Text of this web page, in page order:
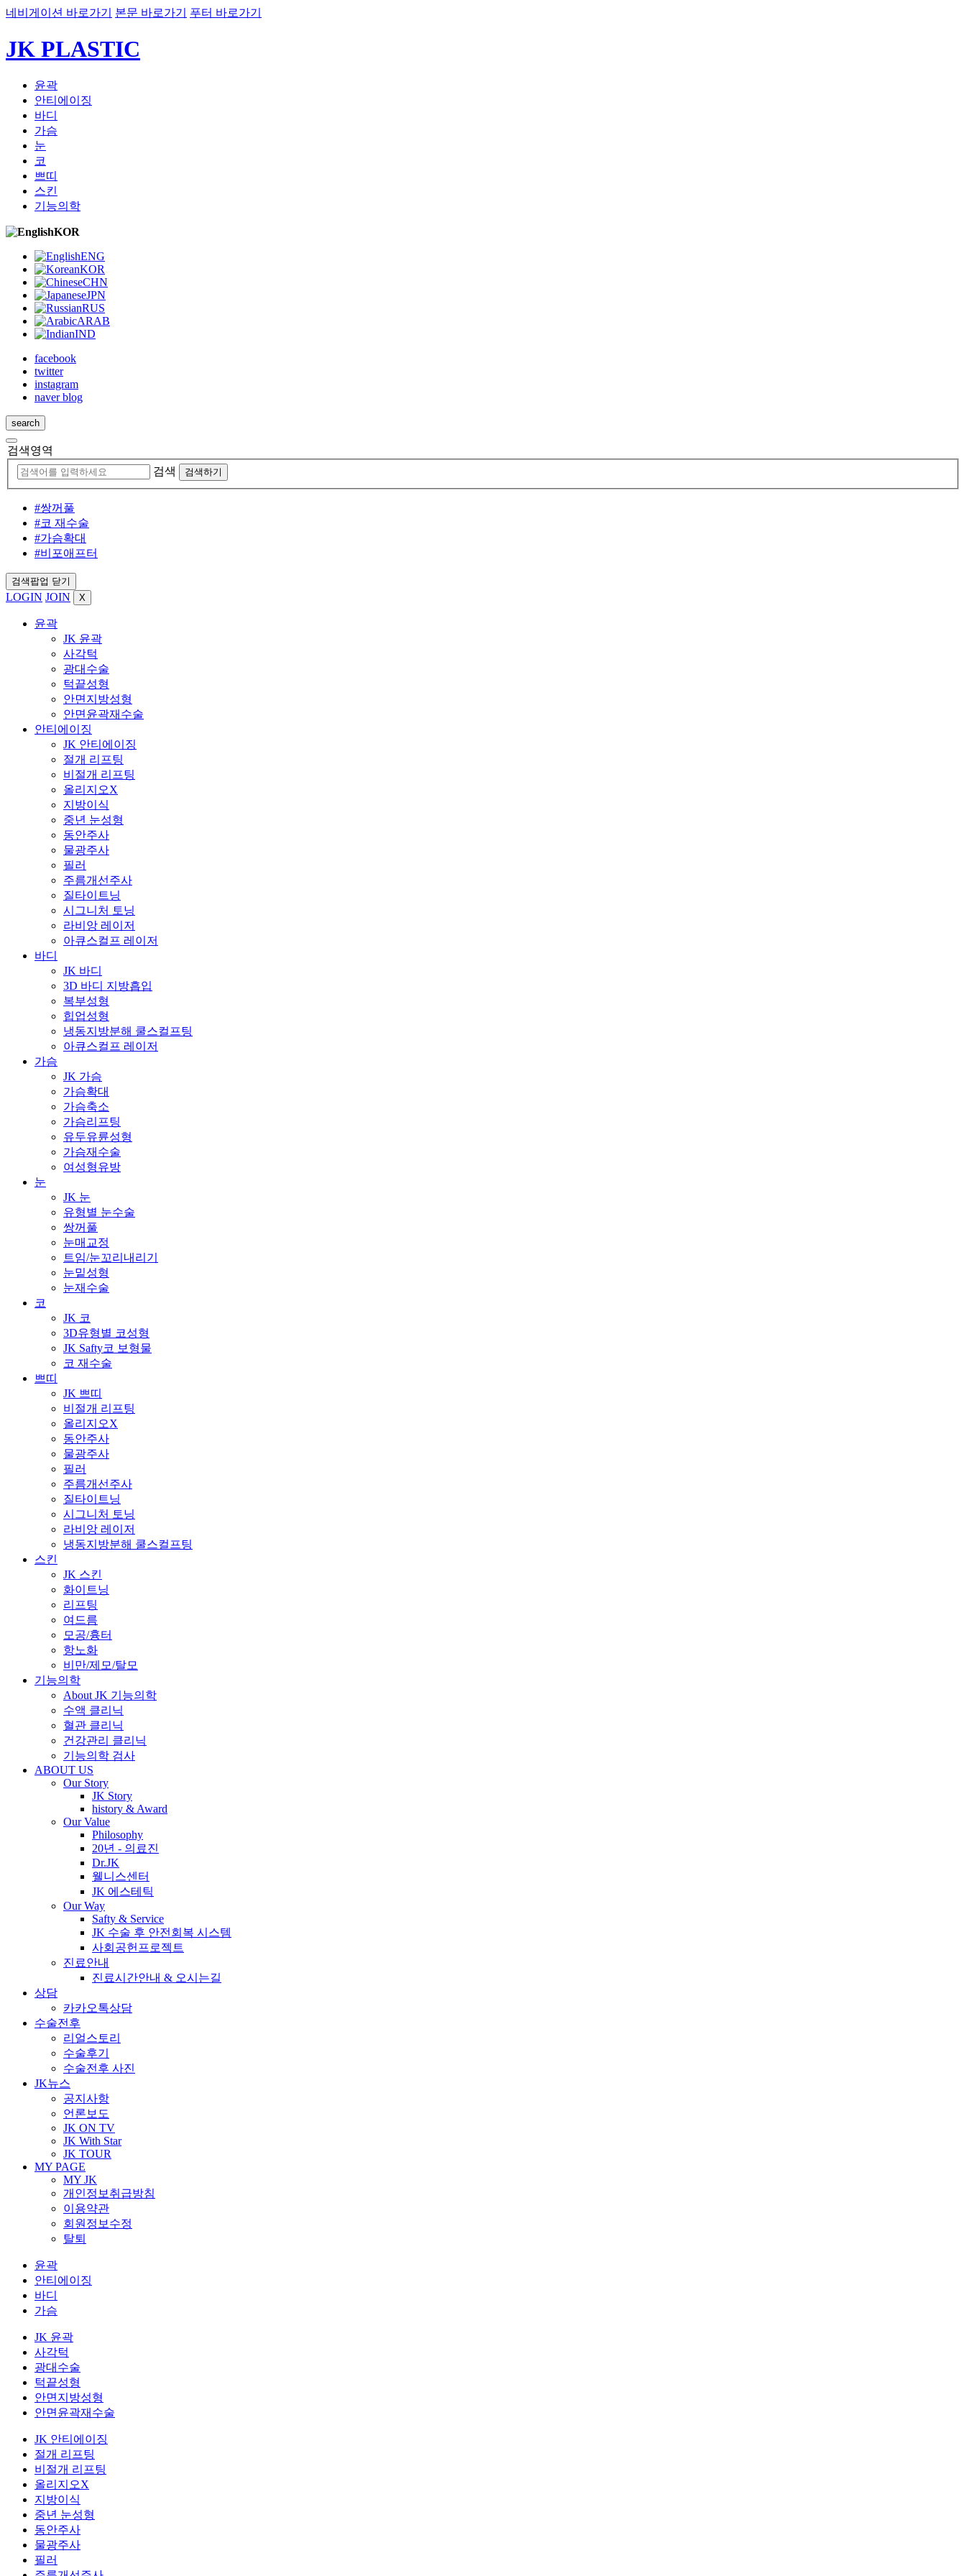
네비게이션 바로가기 본문 바로가기 푸터 바로가기
JK PLASTIC
윤곽
안티에이징
바디
가슴
눈
코
쁘띠
스킨
기능의학
KOR
ENG
KOR
CHN
JPN
RUS
ARAB
IND
facebook
twitter
instagram
naver blog
search
검색영역
검색
검색하기
#쌍꺼풀
#코 재수술
#가슴확대
#비포애프터
검색팝업 닫기
LOGIN JOIN X
윤곽
JK 윤곽
사각턱
광대수술
턱끝성형
안면지방성형
안면윤곽재수술
안티에이징
JK 안티에이징
절개 리프팅
비절개 리프팅
올리지오X
지방이식
중년 눈성형
동안주사
물광주사
필러
주름개선주사
질타이트닝
시그니처 토닝
라비앙 레이저
아큐스컬프 레이저
바디
JK 바디
3D 바디 지방흡입
복부성형
힙업성형
냉동지방분해 쿨스컬프팅
아큐스컬프 레이저
가슴
JK 가슴
가슴확대
가슴축소
가슴리프팅
유두유륜성형
가슴재수술
여성형유방
눈
JK 눈
유형별 눈수술
쌍꺼풀
눈매교정
트임/눈꼬리내리기
눈밑성형
눈재수술
코
JK 코
3D유형별 코성형
JK Safty코 보형물
코 재수술
쁘띠
JK 쁘띠
비절개 리프팅
올리지오X
동안주사
물광주사
필러
주름개선주사
질타이트닝
시그니처 토닝
라비앙 레이저
냉동지방분해 쿨스컬프팅
스킨
JK 스킨
화이트닝
리프팅
여드름
모공/흉터
항노화
비만/제모/탈모
기능의학
About JK 기능의학
수액 클리닉
혈관 클리닉
건강관리 클리닉
기능의학 검사
ABOUT US
Our Story
JK Story
history & Award
Our Value
Philosophy
20년 - 의료진
Dr.JK
웰니스센터
JK 에스테틱
Our Way
Safty & Service
JK 수술 후 안전회복 시스템
사회공헌프로젝트
진료안내
진료시간안내 & 오시는길
상담
카카오톡상담
수술전후
리얼스토리
수술후기
수술전후 사진
JK뉴스
공지사항
언론보도
JK ON TV
JK With Star
JK TOUR
MY PAGE
MY JK
개인정보취급방침
이용약관
회원정보수정
탈퇴
윤곽
안티에이징
바디
가슴
JK 윤곽
사각턱
광대수술
턱끝성형
안면지방성형
안면윤곽재수술
JK 안티에이징
절개 리프팅
비절개 리프팅
올리지오X
지방이식
중년 눈성형
동안주사
물광주사
필러